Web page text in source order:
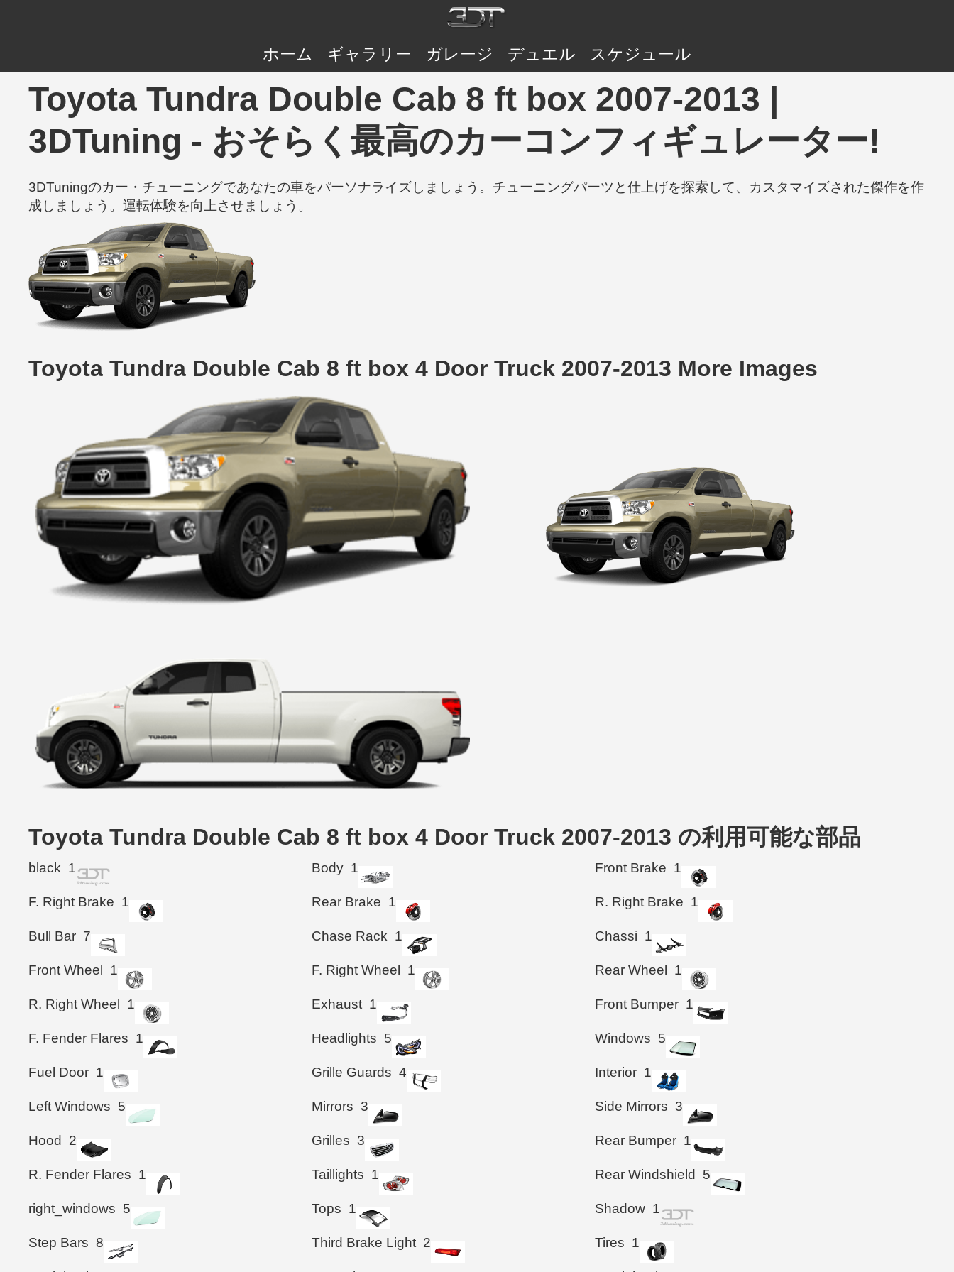
ホーム ギャラリー ガレージ デュエル スケジュール
Toyota Tundra Double Cab 8 ft box 2007-2013 |
3DTuning - おそらく最高のカーコンフィギュレーター!
3DTuningのカー・チューニングであなたの車をパーソナライズしましょう。チューニングパーツと仕上げを探索して、カスタマイズされた傑作を作
成しましょう。運転体験を向上させましょう。
Toyota Tundra Double Cab 8 ft box 4 Door Truck 2007-2013 More Images
Toyota Tundra Double Cab 8 ft box 4 Door Truck 2007-2013 の利用可能な部品
black 1 Body 1 Front Brake 1
F. Right Brake 1 Rear Brake 1 R. Right Brake 1
Bull Bar 7 Chase Rack 1 Chassi 1
Front Wheel 1 F. Right Wheel 1 Rear Wheel 1
R. Right Wheel 1 Exhaust 1 Front Bumper 1
F. Fender Flares 1 Headlights 5 Windows 5
Fuel Door 1 Grille Guards 4 Interior 1
Left Windows 5 Mirrors 3 Side Mirrors 3
Hood 2 Grilles 3 Rear Bumper 1
R. Fender Flares 1 Taillights 1 Rear Windshield 5
right_windows 5 Tops 1 Shadow 1
Step Bars 8 Third Brake Light 2 Tires 1